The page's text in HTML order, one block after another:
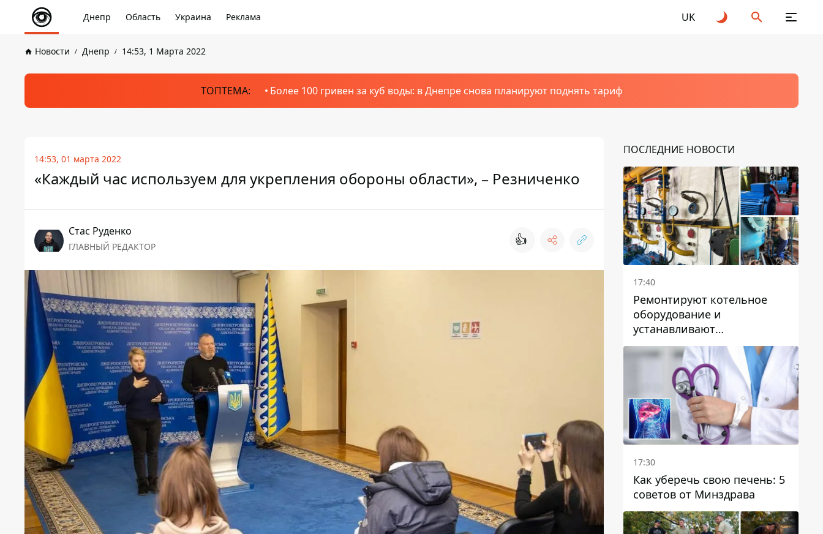
Днепр Область Украина Реклама UK
Новости Днепр 14:53, 1 Марта 2022
ТОПТЕМА: Более 100 гривен за куб воды: в Днепре снова планируют поднять тариф
14:53, 01 марта 2022
«Каждый час используем для укрепления обороны области», – Резниченко
Стаc Руденко
ГЛАВНЫЙ РЕДАКТОР 👍
ПОСЛЕДНИЕ НОВОСТИ
17:40
Ремонтируют котельное
оборудование и
устанавливают
генераторные установки:
как в Днепре готовятся к
отопительному сезону
17:30
Как уберечь свою печень: 5
советов от Минздрава